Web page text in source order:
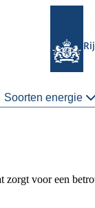
Soorten energie
zorgt voor een